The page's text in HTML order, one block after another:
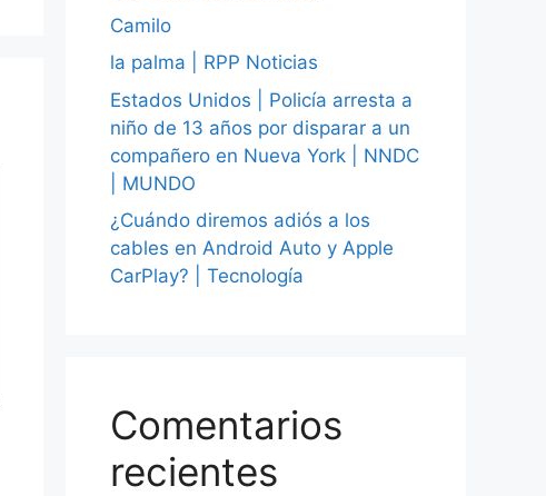
Camilo
la palma | RPP Noticias
Estados Unidos | Policía arresta a
niño de 13 años por disparar a un
compañero en Nueva York | NNDC
| MUNDO
¿Cuándo diremos adiós a los
cables en Android Auto y Apple
CarPlay? | Tecnología
Comentarios
recientes